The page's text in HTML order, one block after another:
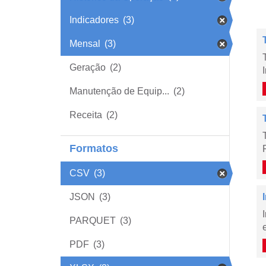
Indicadores (3)
Mensal (3)
Geração (2)
Manutenção de Equip... (2)
Receita (2)
Formatos
CSV (3)
JSON (3)
PARQUET (3)
PDF (3)